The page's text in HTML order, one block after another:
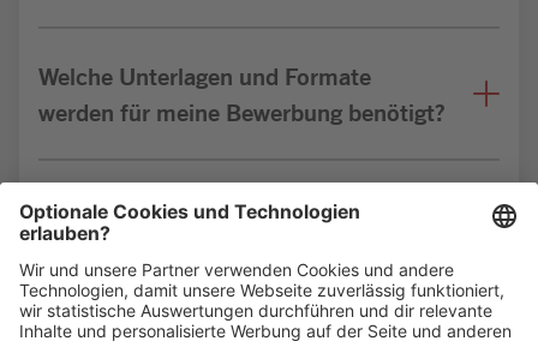
Welche Unterlagen und Formate
werden für meine Bewerbung benötigt?
Bin ich für die Stelle geeignet?